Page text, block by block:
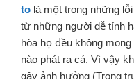
to là một trong những
từ những người dễ tính
hòa họ đều không
nào phát ra cả. Vì vậy
gây ảnh hưởng (Trong